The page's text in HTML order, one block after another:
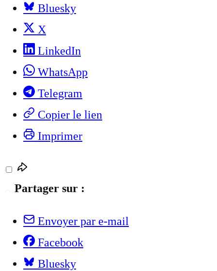
Bluesky
X
LinkedIn
WhatsApp
Telegram
Copier le lien
Imprimer
Partager sur :
Envoyer par e-mail
Facebook
Bluesky